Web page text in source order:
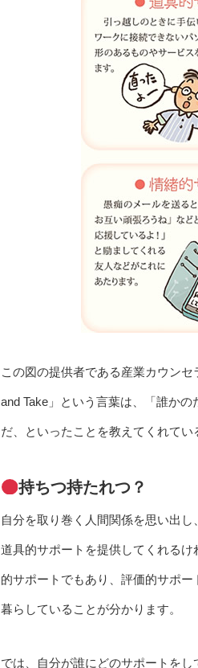
この図の提供者である産業カウン
and Take」という言葉は、「誰か
だ、といったことを教えてくれてい
持ちつ持たれつ？
自分を取り巻く人間関係を思い出
道具的サポートを提供してくれる
的サポートでもあり、評価的サポ
暮らしていることが分かります。
では、自分が誰にどのサポートを